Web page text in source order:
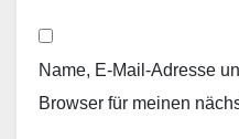
Name, E-Mail-Adresse
Browser für meinen